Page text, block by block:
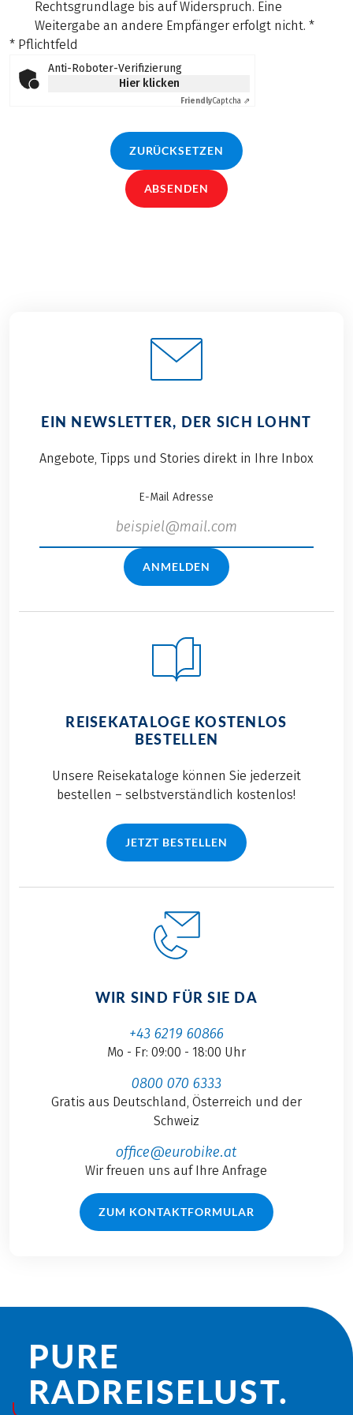
Rechtsgrundlage bis auf Widerspruch. Eine
Weitergabe an andere Empfänger erfolgt nicht. *
* Pflichtfeld
Anti-Roboter-Verifizierung
Hier klicken
FriendlyCaptcha ⇗
ZURÜCKSETZEN
ABSENDEN
EIN NEWSLETTER, DER SICH LOHNT
Angebote, Tipps und Stories direkt in Ihre Inbox
E-Mail Adresse
ANMELDEN
REISEKATALOGE KOSTENLOS
BESTELLEN
Unsere Reisekataloge können Sie jederzeit
bestellen – selbstverständlich kostenlos!
JETZT BESTELLEN
WIR SIND FÜR SIE DA
+43 6219 60866
Mo - Fr: 09:00 - 18:00 Uhr
0800 070 6333
Gratis aus Deutschland, Österreich und der
Schweiz
office@eurobike.at
Wir freuen uns auf Ihre Anfrage
ZUM KONTAKTFORMULAR
PURE
RADREISE­LUST.